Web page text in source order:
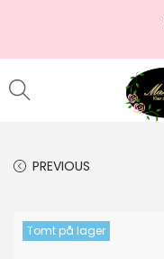
PREVIOUS
Tomt på lager